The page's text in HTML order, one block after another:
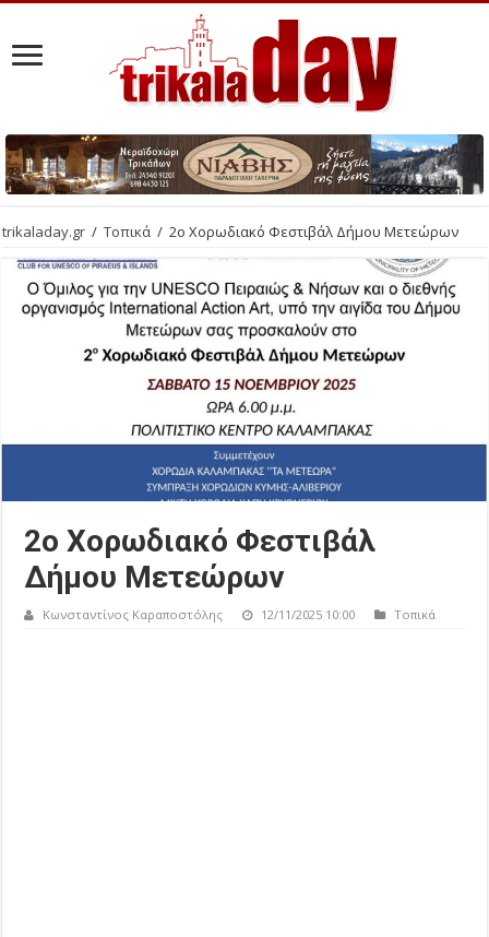
trikaladay.gr / Τοπικά / 2ο Χορωδιακό Φεστιβάλ Δήμου Μετεώρων
2ο Χορωδιακό Φεστιβάλ
Δήμου Μετεώρων
Κωνσταντίνος Καραποστόλης 12/11/2025 10:00 Τοπικά